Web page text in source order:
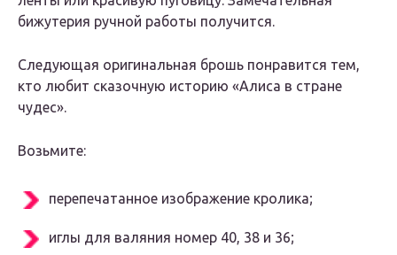
бижутерия ручной работы получится.
Следующая оригинальная брошь понравится тем,
кто любит сказочную историю «Алиса в стране
чудес».
Возьмите:
перепечатанное изображение кролика;
иглы для валяния номер 40, 38 и 36;